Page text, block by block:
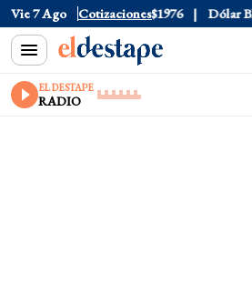
Vie 7 Ago Cotizaciones
Dólar Tarjeta $1976 Dólar Blue
EL DESTAPE
RADIO